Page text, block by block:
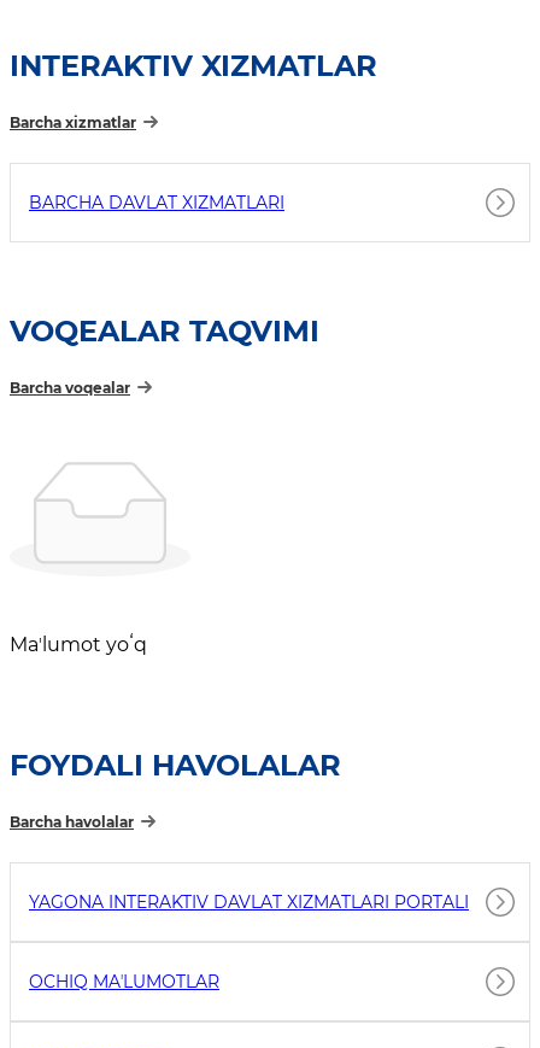
INTERAKTIV XIZMATLAR
Barcha xizmatlar
BARCHA DAVLAT XIZMATLARI
VOQEALAR TAQVIMI
Barcha voqealar
Maʼlumot yoʻq
FOYDALI HAVOLALAR
Barcha havolalar
YAGONA INTERAKTIV DAVLAT XIZMATLARI PORTALI
OCHIQ MAʼLUMOTLAR